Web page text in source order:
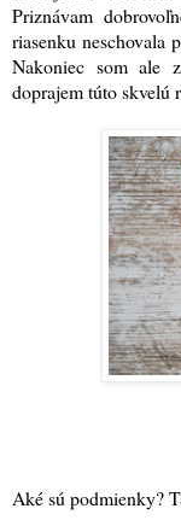
Priznávam
riasenku neschovala
Nakoniec som ale
doprajem túto skvelú
Aké sú podmienky?